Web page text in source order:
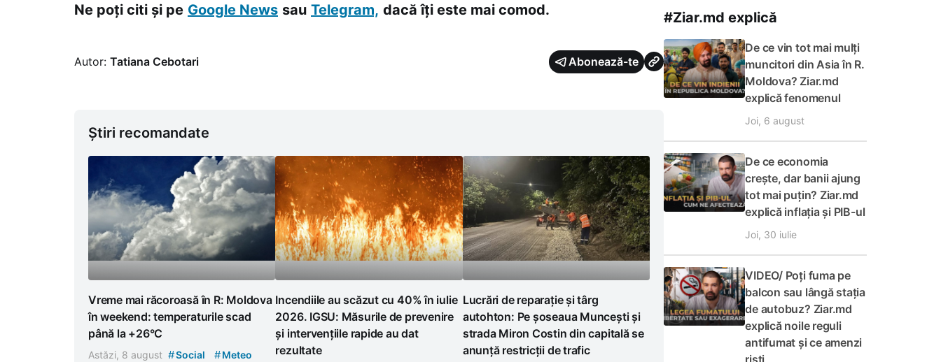
Ne poți citi și pe Google News sau Telegram, dacă îți este mai comod.
Autor: Tatiana Cebotari Abonează-te
Știri recomandate
Vreme mai răcoroasă în R: Moldova
în weekend: temperaturile scad
până la +26°C
Astăzi, 8 august #Social #Meteo
Incendiile au scăzut cu 40% în iulie
2026. IGSU: Măsurile de prevenire
și intervențiile rapide au dat
rezultate
Lucrări de reparație și târg
autohton: Pe șoseaua Muncești și
strada Miron Costin din capitală se
anunță restricții de trafic
#Ziar.md explică
De ce vin tot mai mulți
muncitori din Asia în R.
Moldova? Ziar.md
explică fenomenul
Joi, 6 august
De ce economia
crește, dar banii ajung
tot mai puțin? Ziar.md
explică inflația și PIB-ul
Joi, 30 iulie
VIDEO/ Poți fuma pe
balcon sau lângă stația
de autobuz? Ziar.md
explică noile reguli
antifumat și ce amenzi
riști